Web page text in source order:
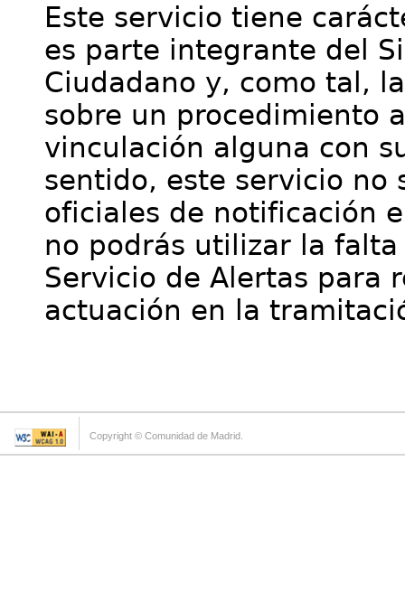
Este servicio tiene
es parte integrante del
Ciudadano y, como tal,
sobre un procedimiento
vinculación alguna con
sentido, este servicio no
oficiales de notificación
no podrás utilizar la
Servicio de Alertas para
actuación en la
Copyright © Comunidad de Madrid.